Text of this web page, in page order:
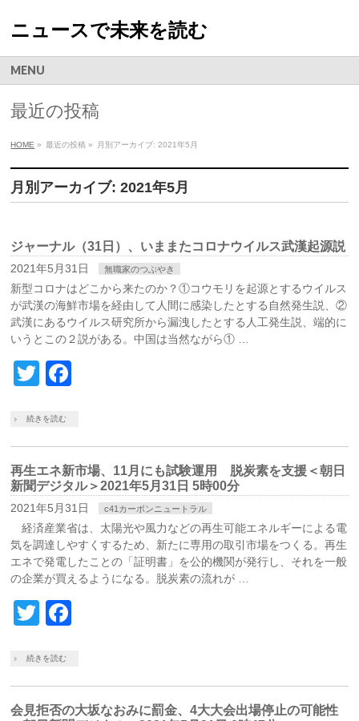
ニュースで未来を読む
MENU
最近の投稿
HOME » 最近の投稿 » 月別アーカイブ: 2021年5月
月別アーカイブ: 2021年5月
ジャーナル（31日）、いままたコロナウイルス武漢起源説
2021年5月31日 無職家のつぶやき
新型コロナはどこから来たのか？①コウモリを起源とするウイルス
が武漢の海鮮市場を経由して人間に感染したとする自然発生説、②
武漢にあるウイルス研究所から漏洩したとする人工発生説、端的に
いうとこの２説がある。中国は当然ながら① …
Twitter
続きを読む
再生エネ新市場、11月にも試験運用 脱炭素を支援＜朝日
新聞デジタル＞2021年5月31日 5時00分
2021年5月31日 c41カーボンニュートラル
経済産業省は、太陽光や風力などの再生可能エネルギーによる電
気を調達しやすくするため、新たに専用の取引市場をつくる。再生
エネで発電したことの「証明書」を公的機関が発行し、それを一般
の企業が買えるようになる。脱炭素の流れが …
Twitter
続きを読む
会見拒否の大坂なおみに罰金、4大大会出場停止の可能性